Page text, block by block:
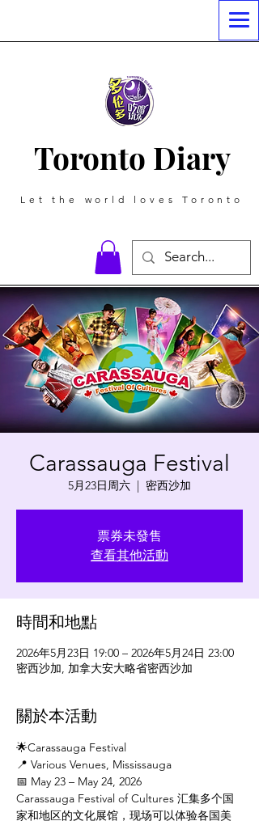
Toronto Diary
Let the world loves Toronto
Carassauga Festival
5月23日周六
  |
密西沙加
票券未發售
查看其他活動
時間和地點
2026年5月23日 19:00 – 2026年5月24日 23:00
密西沙加, 加拿大安大略省密西沙加
關於本活動
🌟Carassauga Festival
📍 Various Venues, Mississauga
📅 May 23 – May 24, 2026
Carassauga Festival of Cultures 汇集多个国
家和地区的文化展馆，现场可以体验各国美